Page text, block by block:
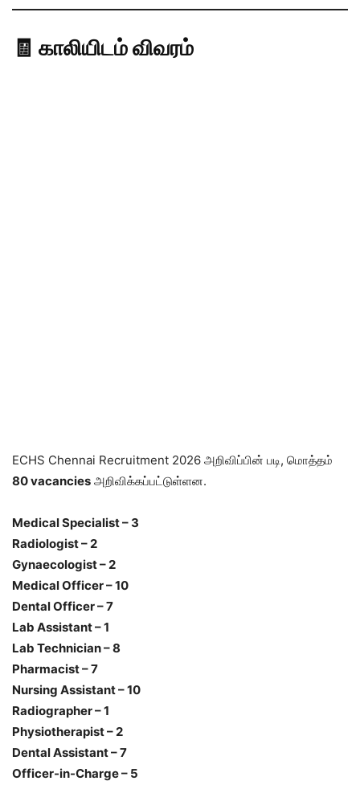
🧾 காலியிடம் விவரம்
ECHS Chennai Recruitment 2026 அறிவிப்பின் படி, மொத்தம்
80 vacancies அறிவிக்கப்பட்டுள்ளன.
Medical Specialist – 3
Radiologist – 2
Gynaecologist – 2
Medical Officer – 10
Dental Officer – 7
Lab Assistant – 1
Lab Technician – 8
Pharmacist – 7
Nursing Assistant – 10
Radiographer – 1
Physiotherapist – 2
Dental Assistant – 7
Officer-in-Charge – 5